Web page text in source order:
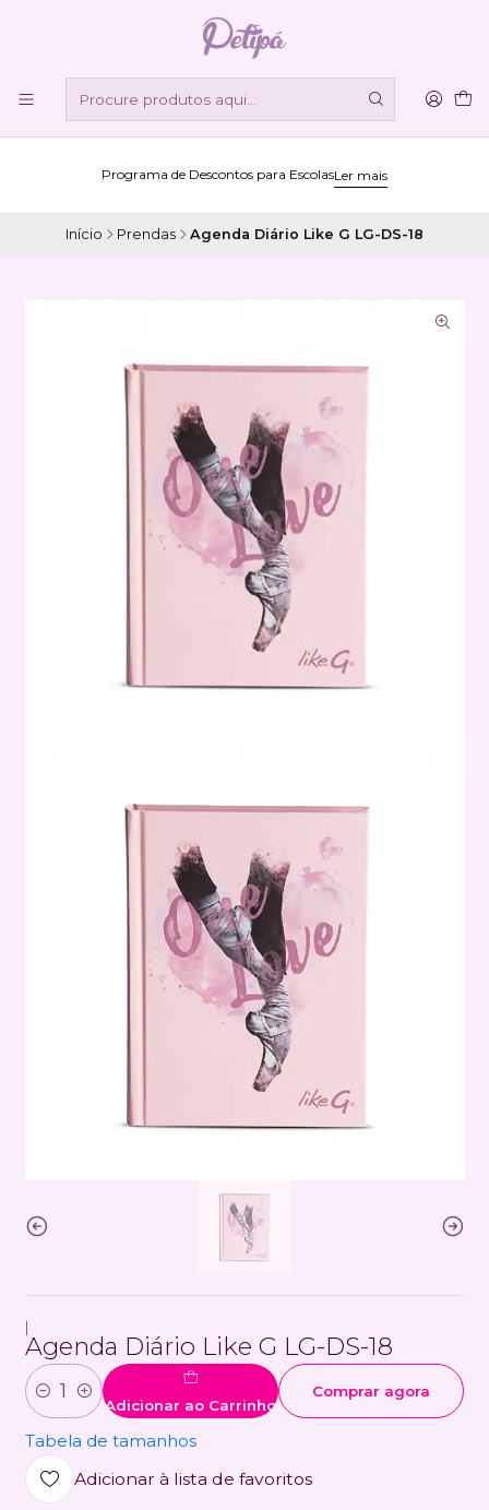
Programa de Descontos para EscolasLer mais
Início Prendas Agenda Diário Like G LG-DS-18
Agenda Diário Like G LG-DS-18
QuantidadeAdicionar ao Carrinho
Comprar agora
Tabela de tamanhos
Adicionar à lista de favoritos